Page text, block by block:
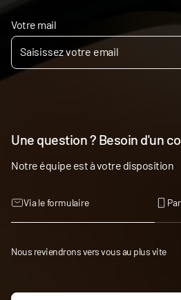
Votre mail
Une question ? Besoin d'un
Notre équipe est à votre disposition
Via le formulaire
Nous reviendrons vers vous au plus vite